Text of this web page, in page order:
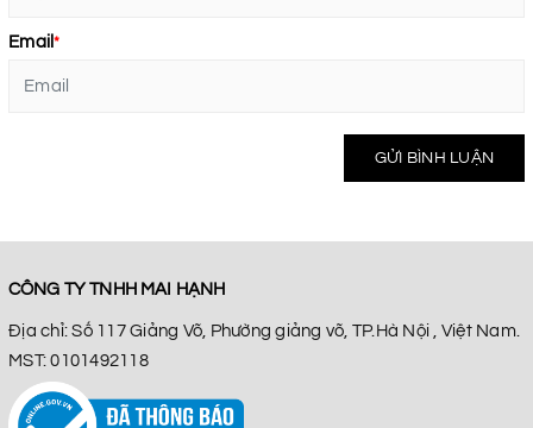
Email*
GỬI BÌNH LUẬN
CÔNG TY TNHH MAI HẠNH
Địa chỉ: Số 117 Giảng Võ, Phường giảng võ, TP.Hà Nội , Việt Nam.
MST: 0101492118